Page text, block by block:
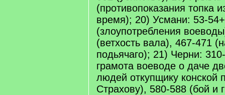
(противопоказания топка
время); 20) Усмани: 53-
(злоупотребления
(ветхость вала), 467-471
подьячаго); 21) Черни:
грамота воеводе о даче
людей откупщику конской
Страхову), 580-588 (бой и